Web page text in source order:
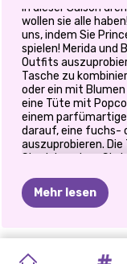
In dieser Saison
wollen sie alle
uns, indem Sie
spielen! Merida und
Outfits
Tasche zu
oder ein mit
eine Tüte mit
einem
darauf, eine fuchs-
auszuprobieren.
Sie sicher, dass Sie
freizuschalten, die
Spielen Sie dieses
Mehr lesen
DER
DRESS-UP
PRINZESSINNEN-